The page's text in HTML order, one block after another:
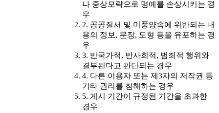
나 중상모략으로 명예를 손상시키는 경
우
2. 공공질서 및 미풍양속에 위반되는 내
용의 정보, 문장, 도형 등을 유포하는 경
우
3. 반국가적, 반사회적, 범죄적 행위와
결부된다고 판단되는 경우
4. 다른 이용자 또는 제3자의 저작권 등
기타 권리를 침해하는 경우
5. 게시 기간이 규정된 기간을 초과한
경우